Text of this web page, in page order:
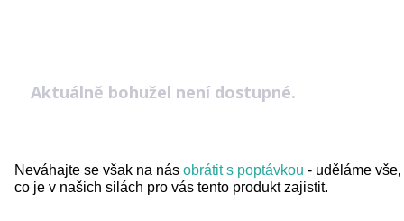
Aktuálně bohužel není dostupné.
Neváhajte se však na nás obrátit s poptávkou - uděláme vše,
co je v našich silách pro vás tento produkt zajistit.